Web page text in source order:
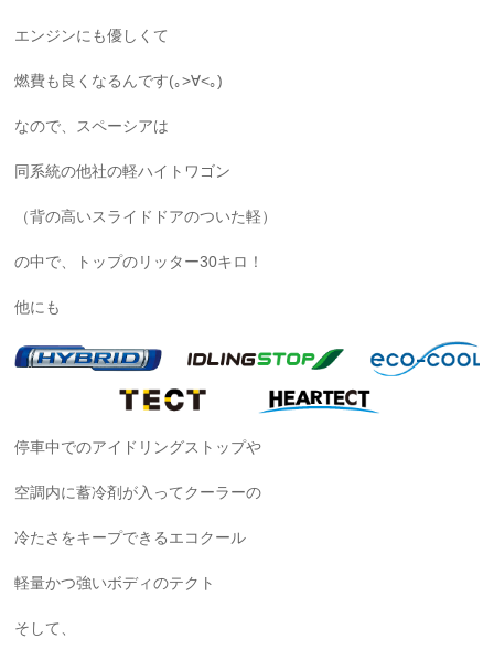
エンジンにも優しくて
燃費も良くなるんです(｡>∀<｡)
なので、スペーシアは
同系統の他社の軽ハイトワゴン
（背の高いスライドドアのついた軽）
の中で、トップのリッター30キロ！
他にも
停車中でのアイドリングストップや
空調内に蓄冷剤が入ってクーラーの
冷たさをキープできるエコクール
軽量かつ強いボディのテクト
そして、